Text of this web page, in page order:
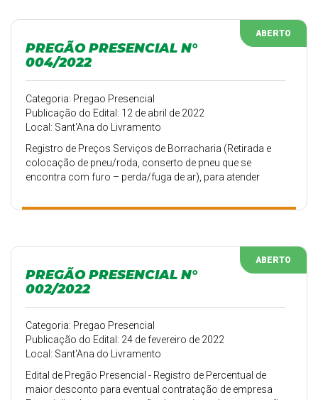
ABERTO
PREGÃO PRESENCIAL N°
004/2022
Categoria: Pregao Presencial
Publicação do Edital: 12 de abril de 2022
Local: Sant'Ana do Livramento
Registro de Preços Serviços de Borracharia (Retirada e
colocação de pneu/roda, conserto de pneu que se
encontra com furo – perda/fuga de ar), para atender
ABERTO
PREGÃO PRESENCIAL N°
002/2022
Categoria: Pregao Presencial
Publicação do Edital: 24 de fevereiro de 2022
Local: Sant'Ana do Livramento
Edital de Pregão Presencial - Registro de Percentual de
maior desconto para eventual contratação de empresa